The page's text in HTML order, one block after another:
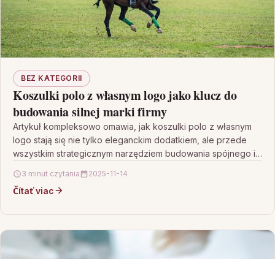
BEZ KATEGORII
Koszulki polo z własnym logo jako klucz do
budowania silnej marki firmy
Artykuł kompleksowo omawia, jak koszulki polo z własnym
logo stają się nie tylko eleganckim dodatkiem, ale przede
wszystkim strategicznym narzędziem budowania spójnego i
3 minut czytania 2025-11-14
Čítať viac